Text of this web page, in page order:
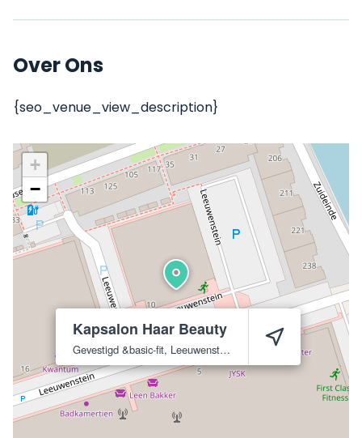
Over Ons
{seo_venue_view_description}
Kapsalon Haar Beauty
Gevestigd &basic-fit, Leeuwenstein 8 2627 AM
+
−